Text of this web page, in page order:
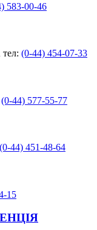
583-00-46
(0-44) 454-07-33
(0-44) 577-55-77
(0-44) 451-48-64
15